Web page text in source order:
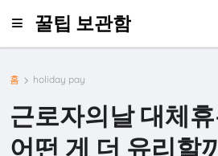
꿀팁 보관함
홈 holiday pay
근로자의날 대체
어떤 게 더 유리할